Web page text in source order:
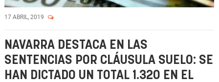
17 ABRIL, 2019
NAVARRA DESTACA EN LAS
SENTENCIAS POR CLÁUSULA SUELO: SE
HAN DICTADO UN TOTAL 1.320 EN EL